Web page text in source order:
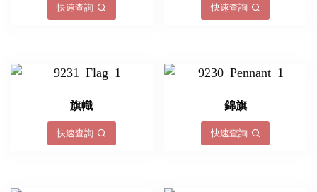
快速查詢 快速查詢
旗幟
快速查詢
錦旗
快速查詢